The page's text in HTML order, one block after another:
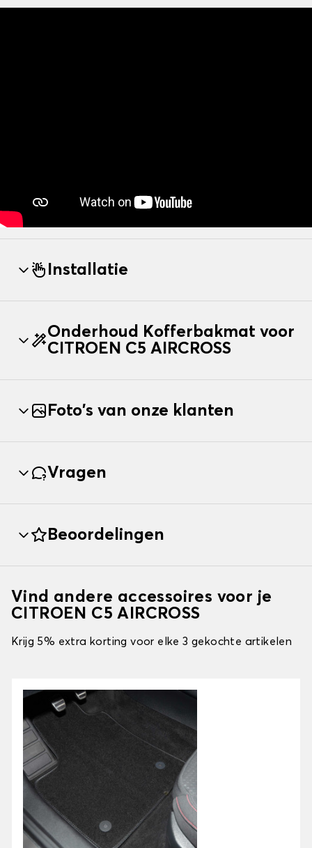
Installatie
Onderhoud Kofferbakmat voor
CITROEN C5 AIRCROSS
Foto's van onze klanten
Vragen
Beoordelingen
Vind andere accessoires voor je
CITROEN C5 AIRCROSS
Krijg 5% extra korting voor elke 3 gekochte artikelen